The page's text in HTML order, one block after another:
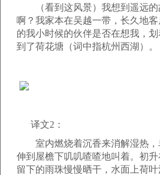
（看到这风景）我想到遥远的
啊？我家本在吴越一带，长久地
的我小时候的伙伴是否在想我，
到了荷花塘（词中指杭州西湖）。
译文2：
室内燃烧着沉香来消解湿热，
伸到屋檐下叽叽喳喳地叫着。初
留下的雨珠慢慢晒干，水面上荷